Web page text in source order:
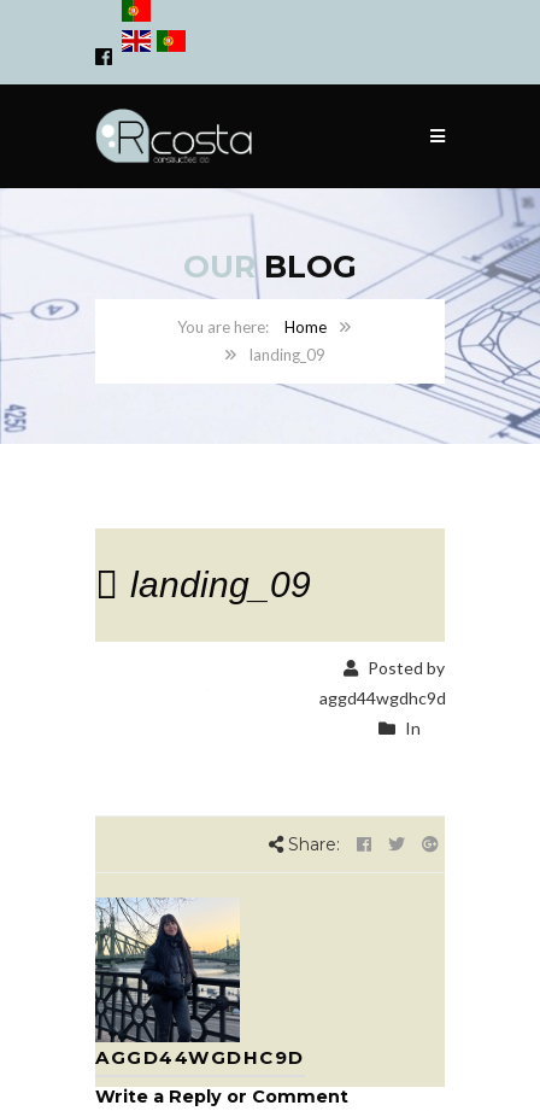
OURBLOG
Home
landing_09
landing_09
Posted by
aggd44wgdhc9d
In
Share:
AGGD44WGDHC9D
Write a Reply or Comment